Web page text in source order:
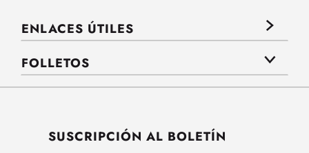
ENLACES ÚTILES
FOLLETOS
SUSCRIPCIÓN AL BOLETÍN